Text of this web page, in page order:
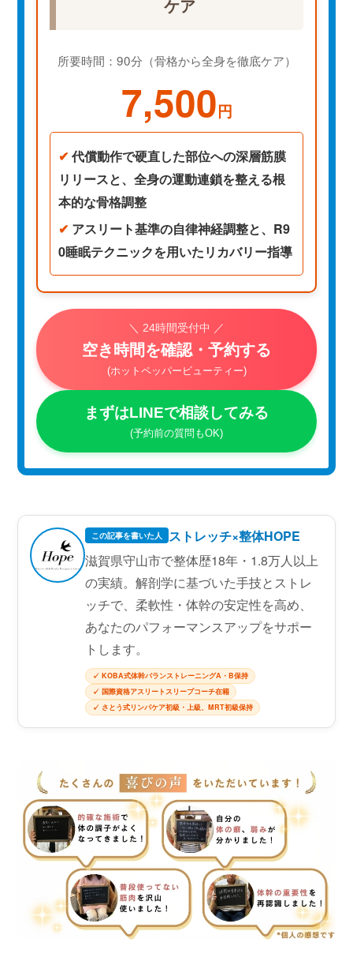
ケア
所要時間：90分（骨格から全身を徹底ケア）
7,500円
✔ 代償動作で硬直した部位への深層筋膜
リリースと、全身の運動連鎖を整える根
本的な骨格調整
✔ アスリート基準の自律神経調整と、R9
0睡眠テクニックを用いたリカバリー指導
＼ 24時間受付中 ／
空き時間を確認・予約する
(ホットペッパービューティー)
まずはLINEで相談してみる
(予約前の質問もOK)
この記事を書いた人
ストレッチ×整体HOPE
滋賀県守山市で整体歴18年・1.8万人以上
の実績。解剖学に基づいた手技とストレ
ッチで、柔軟性・体幹の安定性を高め、
あなたのパフォーマンスアップをサポー
トします。
✓ KOBA式体幹バランストレーニングA・B保持
✓ 国際資格アスリートスリープコーチ在籍
✓ さとう式リンパケア初級・上級、MRT初級保持